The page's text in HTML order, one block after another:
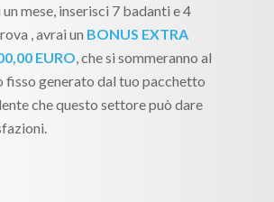
un mese, inserisci 7 badanti e 4
, avrai un BONUS EXTRA
EURO , che si sommeranno al
fisso generato dal tuo pacchetto
che questo settore può dare